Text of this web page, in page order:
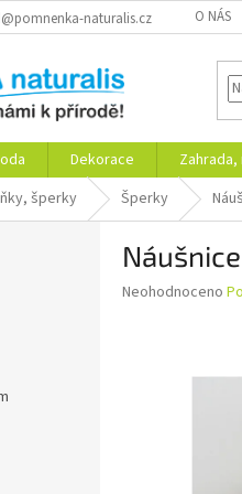
naturalis.cz O NÁS
Dekorace
šperky Šperky
Průměrné
Neohodnoceno